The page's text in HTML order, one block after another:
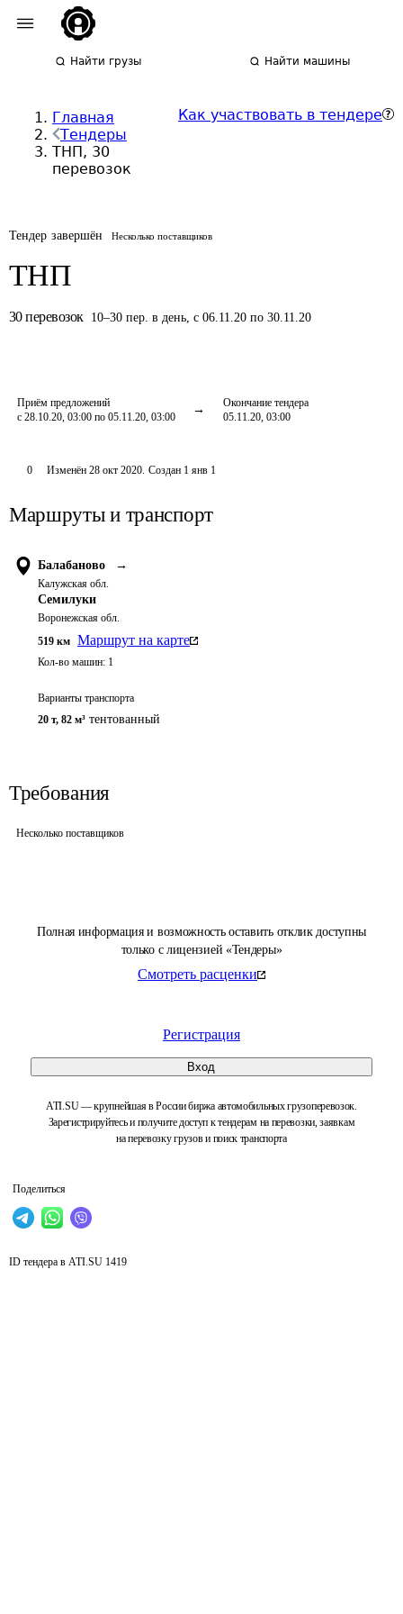
Найти грузы Найти машины
Главная
Тендеры
ТНП, 30
перевозок
Как участвовать в тендере
Тендер завершён Несколько поставщиков
ТНП
30 перевозок 10–30 пер. в день, с 06.11.20 по 30.11.20
Приём предложений
с 28.10.20, 03:00 по 05.11.20, 03:00
Окончание тендера
05.11.20, 03:00
Полная информация и возможность оставить отклик доступны
только с лицензией «Тендеры»
Смотреть расценки
Регистрация
Вход
ATI.SU — крупнейшая в России биржа автомобильных грузоперевозок.
Зарегистрируйтесь и получите доступ к тендерам на перевозки, заявкам
на перевозку грузов и поиск транспорта
Поделиться
0 Изменён 28 окт 2020. Создан 1 янв 1
Маршруты и транспорт
Балабаново →
Калужская обл.
Семилуки
Воронежская обл.
519 км Маршрут на карте
Кол-во машин: 1
Варианты транспорта
20 т, 82 м³ тентованный
Требования
Несколько поставщиков
ID тендера в ATI.SU 1419